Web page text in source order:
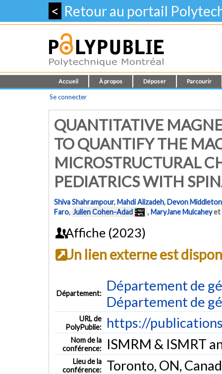
< Retour au portail
Accueil À propos Déposer Parcourir
Se connecter
QUANTITATIVE
TO QUANTIFY THE
MICROSTRUCTURAL
PEDIATRICS WITH
Shiva Shahrampour,Mahdi Alizadeh,Devon Middleton
Faro, Julien Cohen-Adad ,MaryJane Mulcaheyet
Affiche (2023)
Un lien externe est
Département:
Département de
Département de
URL de
PolyPublie:
https://
Nom de la
conférence:
ISMRM & ISMRT
Lieu de la
conférence:
Toronto, ON,